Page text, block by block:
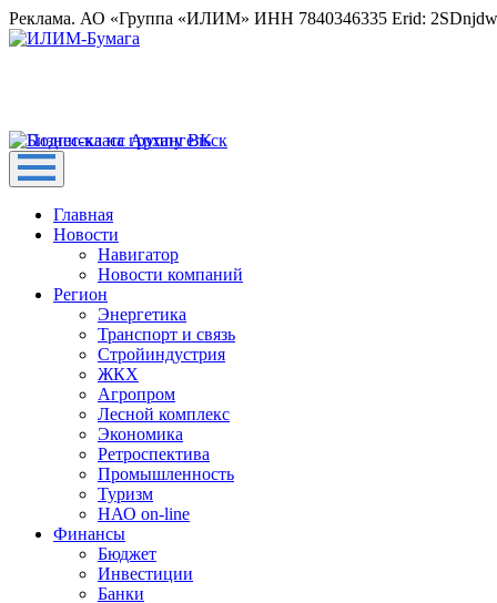
Реклама. АО «Группа «ИЛИМ» ИНН 7840346335 Erid:
Главная
Новости
Навигатор
Новости компаний
Регион
Энергетика
Транспорт и связь
Стройиндустрия
ЖКХ
Агропром
Лесной комплекс
Экономика
Ретроспектива
Промышленность
Туризм
НАО on-line
Финансы
Бюджет
Инвестиции
Банки